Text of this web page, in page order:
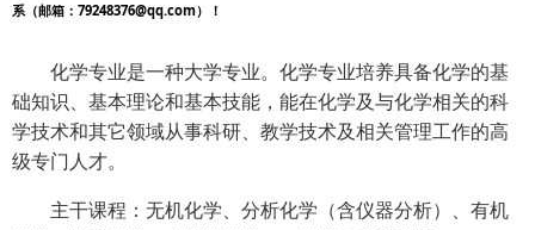
系（邮箱：79248376@qq.com）！
化学专业是一种大学专业。化学专业培养具备化学的基
础知识、基本理论和基本技能，能在化学及与化学相关的科
学技术和其它领域从事科研、教学技术及相关管理工作的高
级专门人才。
主干课程：无机化学、分析化学（含仪器分析）、有机